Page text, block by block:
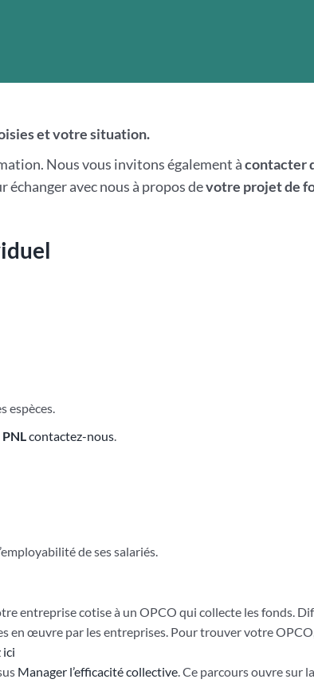
et votre situation.
Nous vous invitons également àcontacter
échanger avec nous à propos devotre projet de
espèces.
contactez-nous.
de ses salariés.
entreprise cotise à un OPCO qui collecte les fonds.
œuvre par les entreprises. Pour trouver votre
ici
Manager l’efficacité collective. Ce parcours ouvre sur